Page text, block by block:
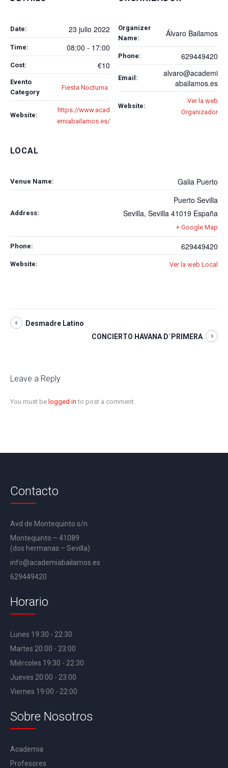
Date: 23 julio 2022
Time: 08:00 - 17:00
Cost: €10
Evento
Category
Fiesta Nocturna
Website:
https://www.acad
emiabailamos.es/
LOCAL
Venue Name: Galia Puerto
Address:
Puerto Sevilla
Sevilla, Sevilla 41019 España
+ Google Map
Phone: 629449420
Website: Ver la web Local
Organizer
Name:
Álvaro Bailamos
Phone: 629449420
Email:
alvaro@academi
abailamos.es
Website:
Ver la web
Organizador
Desmadre Latino
CONCIERTO HAVANA D´PRIMERA
Leave a Reply
You must be logged in to post a comment.
Contacto
Avd de Montequinto s/n
Montequinto – 41089
(dos hermanas – Sevilla)
info@academiabailamos.es
629449420
Horario
Lunes 19:30 - 22:30
Martes 20:00 - 23:00
Miércoles 19:30 - 22:30
Jueves 20:00 - 23:00
Viernes 19:00 - 22:00
Sobre Nosotros
Academia
Profesores